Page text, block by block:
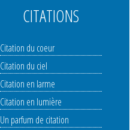
CITATIONS
Citation du coeur
Citation du ciel
Citation en larme
Citation en lumière
Un parfum de citation